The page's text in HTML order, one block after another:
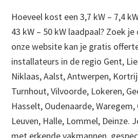
Hoeveel kost een 3,7 kW – 7,4
43 kW – 50 kW laadpaal? Zoek
onze website kan je gratis
installateurs in de regio Gent,
Niklaas, Aalst, Antwerpen,
Turnhout, Vilvoorde, Lokeren,
Hasselt, Oudenaarde,
Leuven, Halle, Lommel, Deinze.